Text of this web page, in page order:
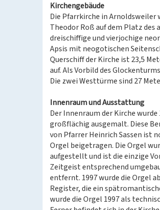
Kirchengebäude
Die Pfarrkirche in Arnoldsweiler
Theodor Roß auf dem Platz des
dreischiffige und vierjochige
Apsis mit neogotischen
Querschiff der Kirche ist 23,5
auf. Als Vorbild des
Die zwei Westtürme sind 27
Innenraum und Ausstattung
Der Innenraum der Kirche
großflächig ausgemalt. Diese
von Pfarrer Heinrich Sassen ist
Orgel beigetragen. Die Orgel
aufgestellt und ist die einzige
Zeitgeist entsprechend
entfernt. 1997 wurde die Orgel
Register, die ein
wurde die Orgel 1997 als